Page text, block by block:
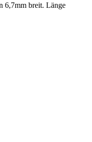
6,7mm breit. Länge